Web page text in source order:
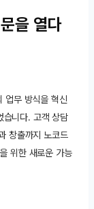
을 열다
업무 방식을 혁신
습니다. 고객 상담
창출까지 노코드
위한 새로운 가능